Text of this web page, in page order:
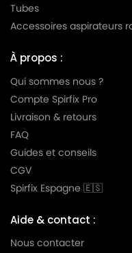
NILFISK
NILFISK
NILFISK
NILFISK
NILFISK
NILFISK
NILFISK
NILFISK
NILFISK
NILFISK
NILFISK
NILFISK
NILFISK
Tubes
Accessoires aspirateurs
À propos :
Qui sommes nous ?
Compte Spirfix Pro
Livraison & retours
FAQ
Guides et conseils
CGV
Spirfix Espagne 🇪🇸
Aide & contact :
Nous contacter